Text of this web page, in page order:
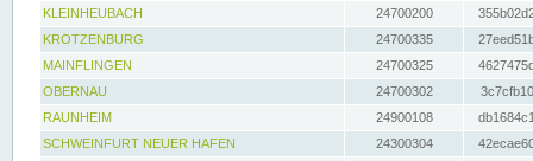
KLEINHEUBACH 24700200
KROTZENBURG
24700335
MAINFLINGEN
24700325
OBERNAU
24700302
RAUNHEIM
24900108
SCHWEINFURT NEUER HAFEN
24300304